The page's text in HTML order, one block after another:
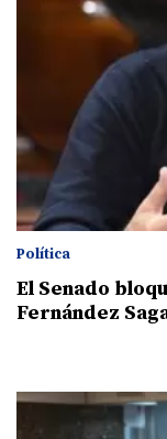
Política
El Senado
Fernández